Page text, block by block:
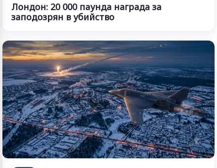
Лондон: 20 000 паунда награда за
заподозрян в убийство